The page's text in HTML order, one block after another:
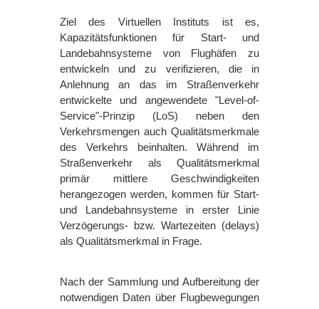
Ziel des Virtuellen Instituts ist es,
Kapazitätsfunktionen für Start- und
Landebahnsysteme von Flughäfen zu
entwickeln und zu verifizieren, die in
Anlehnung an das im Straßenverkehr
entwickelte und angewendete "Level-of-
Service"-Prinzip (LoS) neben den
Verkehrsmengen auch Qualitätsmerkmale
des Verkehrs beinhalten. Während im
Straßenverkehr als Qualitätsmerkmal
primär mittlere Geschwindigkeiten
herangezogen werden, kommen für Start-
und Landebahnsysteme in erster Linie
Verzögerungs- bzw. Wartezeiten (delays)
als Qualitätsmerkmal in Frage.
Nach der Sammlung und Aufbereitung der
notwendigen Daten über Flugbewegungen